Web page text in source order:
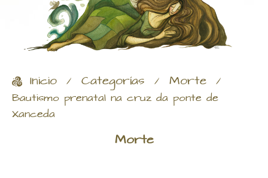
Inicio / Categorías / Morte /
Bautismo prenatal na cruz da ponte de
Xanceda
Morte